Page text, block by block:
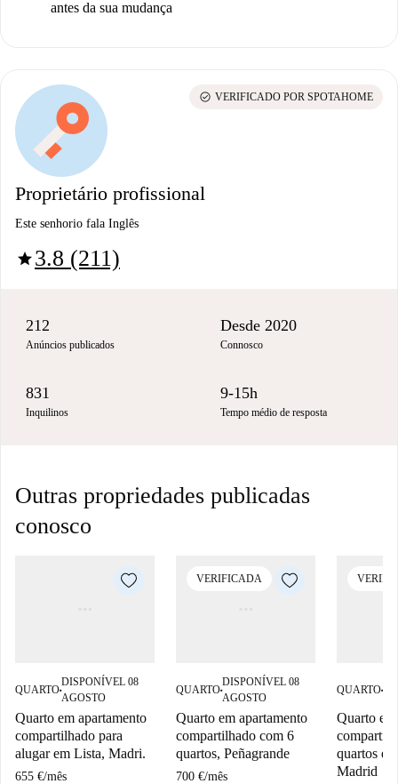
antes da sua mudança
Proprietário profissional
Este senhorio fala Inglês
star3.8 (211)
check_circle VERIFICADO POR SPOTAHOME
212
Anúncios publicados
Desde 2020
Connosco
831
Inquilinos
9-15h
Tempo médio de resposta
Outras propriedades publicadas
conosco
QUARTO■
DISPONÍVEL 08
AGOSTO
Quarto em apartamento
compartilhado para
alugar em Lista, Madri.
655 €/mês
VERIFICADA
QUARTO■
DISPONÍVEL 08
AGOSTO
Quarto em apartamento
compartilhado com 6
quartos, Peñagrande
700 €/mês
QUARTO■
Quarto
quartos
Madrid